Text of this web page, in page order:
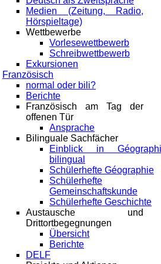
Medien (Zeitung, Radio,
Hörspieltage)
Wettbewerbe
Vorlesewettbewerb
Schreibwettbewerb
Exkursionen
Französisch
normal oder bili?
Berichte
Französisch am Tag der
offenen Tür
Ansprache
Bilinguale Sachfächer
Einblick in
bilingual
Schülerhefte Géographie
Schülerhefte
Gemeinschaftskunde
Schülerhefte Geschichte
Austausche und
Drittortbegegnungen
Übersicht
Berichte
DELF